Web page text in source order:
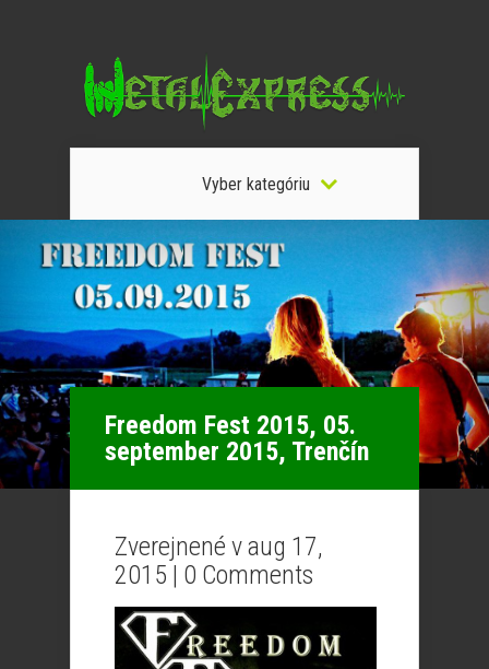
Vyber kategóriu
Freedom Fest 2015, 05.
september 2015, Trenčín
Zverejnené v aug 17,
2015 | 0 Comments